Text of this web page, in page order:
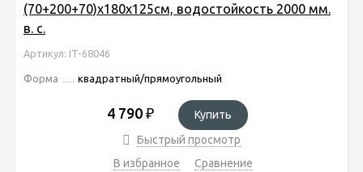
(70+200+70)х180х125см, водостойкость 2000 мм.
в. с.
Артикул: IT-68046
Форма квадратный/прямоугольный
4 790 ₽
Купить
Быстрый просмотр
В избранное
Сравнение